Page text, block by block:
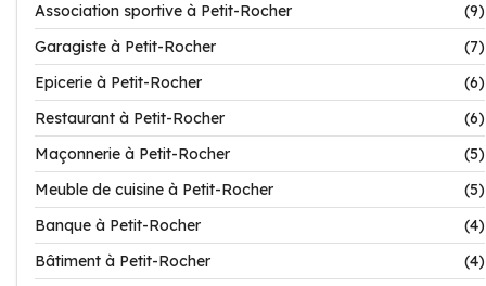
Association sportive à Petit-Rocher
(9)
Garagiste à Petit-Rocher
(7)
Epicerie à Petit-Rocher
(6)
Restaurant à Petit-Rocher
(6)
Maçonnerie à Petit-Rocher
(5)
Meuble de cuisine à Petit-Rocher
(5)
Banque à Petit-Rocher
(4)
Bâtiment à Petit-Rocher
(4)